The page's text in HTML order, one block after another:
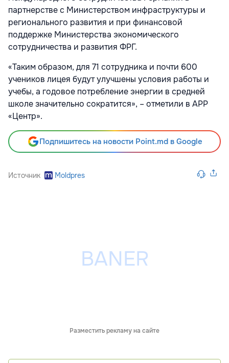
партнерстве с Министерством инфраструктуры и
регионального развития и при финансовой
поддержке Министерства экономического
сотрудничества и развития ФРГ.
«Таким образом, для 71 сотрудника и почти 600
учеников лицея будут улучшены условия работы и
учебы, а годовое потребление энергии в средней
школе значительно сократится», – отметили в АРР
«Центр».
Подпишитесь на новости Point.md в Google
Источник Moldpres
Разместить рекламу на сайте